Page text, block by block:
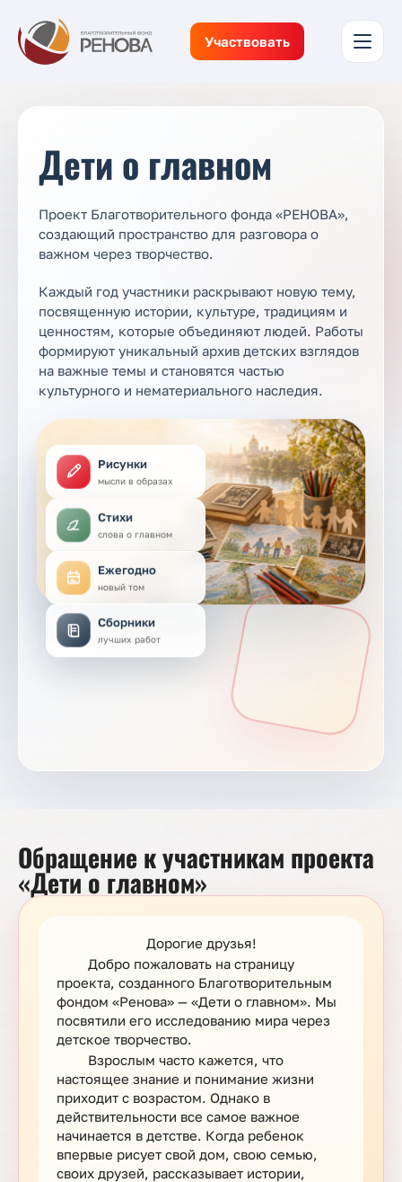
Участвовать
Дети о главном
Проект Благотворительного фонда «РЕНОВА»,
создающий пространство для разговора о
важном через творчество.
Каждый год участники раскрывают новую тему,
посвященную истории, культуре, традициям и
ценностям, которые объединяют людей. Работы
формируют уникальный архив детских взглядов
на важные темы и становятся частью
культурного и нематериального наследия.
Рисунки
мысли в образах
Стихи
слова о главном
Ежегодно
новый том
Сборники
лучших работ
Обращение к участникам проекта
«Дети о главном»
Дорогие друзья!
Добро пожаловать на страницу
проекта, созданного Благотворительным
фондом «Ренова» — «Дети о главном». Мы
посвятили его исследованию мира через
детское творчество.
Взрослым часто кажется, что
настоящее знание и понимание жизни
приходит с возрастом. Однако в
действительности все самое важное
начинается в детстве. Когда ребенок
впервые рисует свой дом, свою семью,
своих друзей, рассказывает истории,